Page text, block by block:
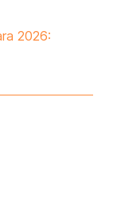
2026: